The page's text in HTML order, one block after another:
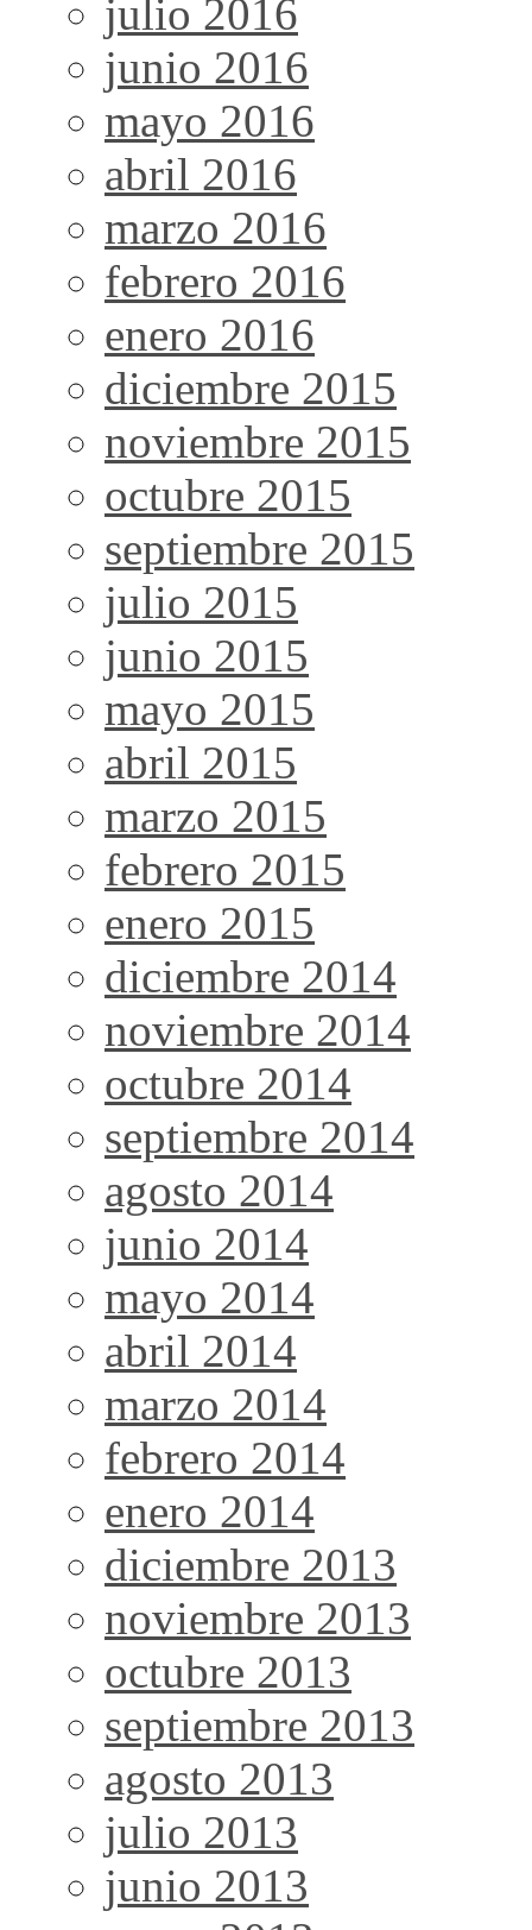
julio 2016
junio 2016
mayo 2016
abril 2016
marzo 2016
febrero 2016
enero 2016
diciembre 2015
noviembre 2015
octubre 2015
septiembre 2015
julio 2015
junio 2015
mayo 2015
abril 2015
marzo 2015
febrero 2015
enero 2015
diciembre 2014
noviembre 2014
octubre 2014
septiembre 2014
agosto 2014
junio 2014
mayo 2014
abril 2014
marzo 2014
febrero 2014
enero 2014
diciembre 2013
noviembre 2013
octubre 2013
septiembre 2013
agosto 2013
julio 2013
junio 2013